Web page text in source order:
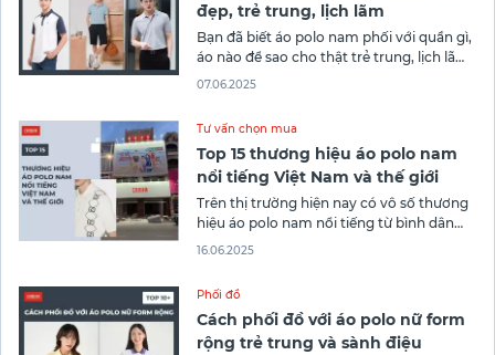
đẹp, trẻ trung, lịch lãm
Bạn đã biết áo polo nam phối với quần gì,
áo nào để sao cho thật trẻ trung, lịch lãm
mà vẫn phù hợp với phong cách riêng
tầm gu thời trang mỗi ngày
07.06.2025
Tư vấn chọn mua
Top 15 thương hiệu áo polo nam
nổi tiếng Việt Nam và thế giới
Trên thị trường hiện nay có vô số thương
hiệu áo polo nam nổi tiếng từ bình dân
đến cao cấp khiến cho các chàng phân
nổi tiếng của Việt Nam và trên
16.06.2025
Phối đồ
Cách phối đồ với áo polo nữ form
rộng trẻ trung và sành điệu